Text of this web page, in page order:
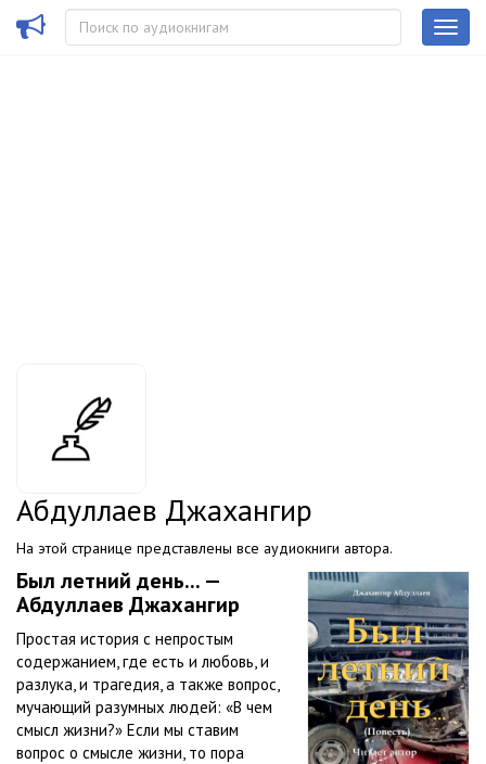
Абдуллаев Джахангир
На этой странице представлены все аудиокниги автора.
Был летний день... —
Абдуллаев Джахангир
Простая история с непростым
содержанием, где есть и любовь, и
разлука, и трагедия, а также вопрос,
мучающий разумных людей: «В чем
смысл жизни?» Если мы ставим
вопрос о смысле жизни, то пора